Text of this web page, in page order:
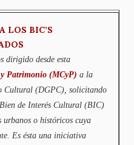
LOS BIC’S
dirigido desde esta
Patrimonio (MCyP) a la
Cultural (DGPC), solicitando
de Interés Cultural (BIC)
urbanos o históricos cuya
Es ésta una iniciativa